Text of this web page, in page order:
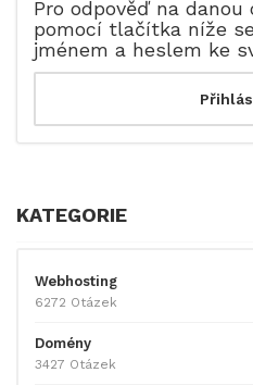
Pro odpověď na
pomocí tlačítka níže
jménem a heslem ke
KATEGORIE
Webhosting
6272 Otázek
Domény
3427 Otázek